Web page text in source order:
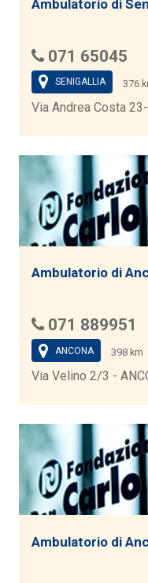
Ambulatorio di
071 65045
SENIGALLIA 376
Via Andrea Costa
Ambulatorio di
071 889951
ANCONA 398 km
Via Velino 2/3 -
Ambulatorio di